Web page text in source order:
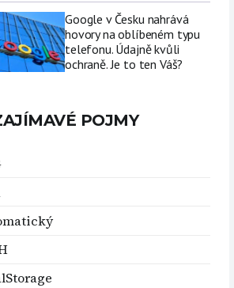
Google v Česku nahrává
hovory na oblíbeném typu
telefonu. Údajně kvůli
ochraně. Je to ten Váš?
POJMY